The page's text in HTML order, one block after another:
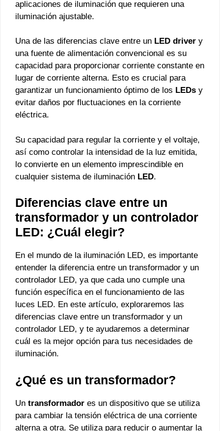
aplicaciones de iluminación que requieren una
iluminación ajustable.
Una de las diferencias clave entre un LED driver y
una fuente de alimentación convencional es su
capacidad para proporcionar corriente constante en
lugar de corriente alterna. Esto es crucial para
garantizar un funcionamiento óptimo de los LEDs y
evitar daños por fluctuaciones en la corriente
eléctrica.
Su capacidad para regular la corriente y el voltaje,
así como controlar la intensidad de la luz emitida,
lo convierte en un elemento imprescindible en
cualquier sistema de iluminación LED.
Diferencias clave entre un
transformador y un controlador
LED: ¿Cuál elegir?
En el mundo de la iluminación LED, es importante
entender la diferencia entre un transformador y un
controlador LED, ya que cada uno cumple una
función específica en el funcionamiento de las
luces LED. En este artículo, exploraremos las
diferencias clave entre un transformador y un
controlador LED, y te ayudaremos a determinar
cuál es la mejor opción para tus necesidades de
iluminación.
¿Qué es un transformador?
Un transformador es un dispositivo que se utiliza
para cambiar la tensión eléctrica de una corriente
alterna a otra. Se utiliza para reducir o aumentar la